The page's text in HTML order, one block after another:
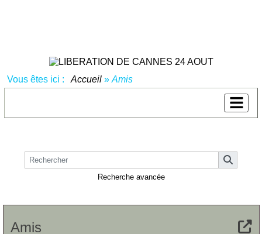
Vous êtes ici : Accueil » Amis
Recherche avancée
Amis